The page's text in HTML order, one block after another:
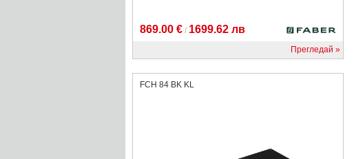
869.00 € / 1699.62 лв
Прегледай
FCH 84 BK KL